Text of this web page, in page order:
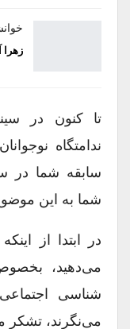
زهرا
تا کنون در
ندامتگاه
سابقه شما در
شما به این
در ابتدا از
می‌دهید،
شناسی اجتماعی
می‌نگرند، تشکر